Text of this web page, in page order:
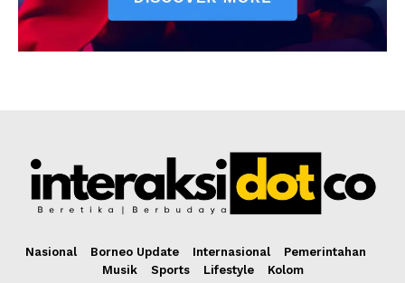
Nasional Borneo Update Internasional
Pemerintahan
Musik
Sports Lifestyle Kolom